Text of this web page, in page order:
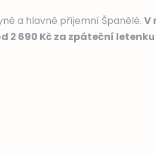
a hlavně příjemní Španělé. V
2 690 Kč za zpáteční letenku